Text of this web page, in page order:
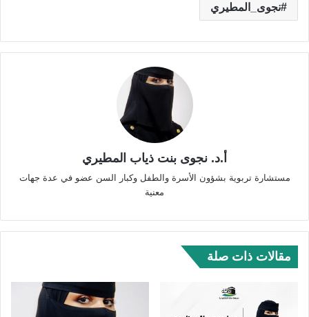
نجوى_المطيري
أ.د. نجوى بنت ذياب المطيري
مستشارة تربوية بشؤون الأسرة والطفل وكبار السن عضو في عدة جهات
معنية
مقالات ذات صلة